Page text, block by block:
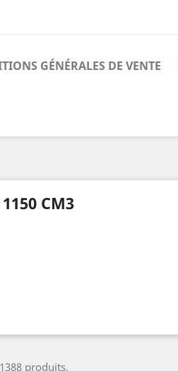
GÉNÉRALES DE VENTE
CM3
produits.